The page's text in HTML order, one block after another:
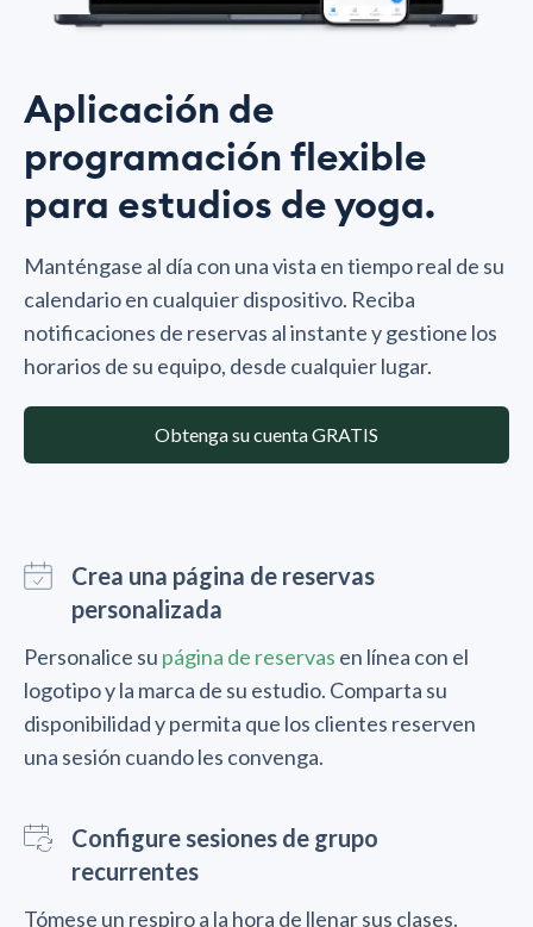
Aplicación de
programación flexible
para estudios de yoga.
Manténgase al día con una vista en tiempo real de su
calendario en cualquier dispositivo. Reciba
notificaciones de reservas al instante y gestione los
horarios de su equipo, desde cualquier lugar.
Obtenga su cuenta GRATIS
Crea una página de reservas
personalizada
Personalice su página de reservas en línea con el
logotipo y la marca de su estudio. Comparta su
disponibilidad y permita que los clientes reserven
una sesión cuando les convenga.
Configure sesiones de grupo
recurrentes
Tómese un respiro a la hora de llenar sus clases.